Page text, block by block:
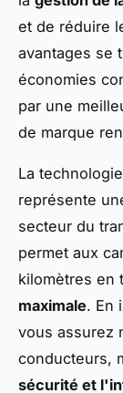
et de réduire
avantages se
économies
par une
de marque
La
représente
secteur du
permet aux
kilomètres en
maximale. En
vous assurez
conducteurs,
sécurité et